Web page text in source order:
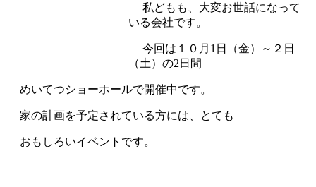
私どもも、大変お世話になって
いる会社です。
今回は１０月1日（金）～２日
（土）の2日間
めいてつショーホールで開催中です。
家の計画を予定されている方には、とても
おもしろいイベントです。